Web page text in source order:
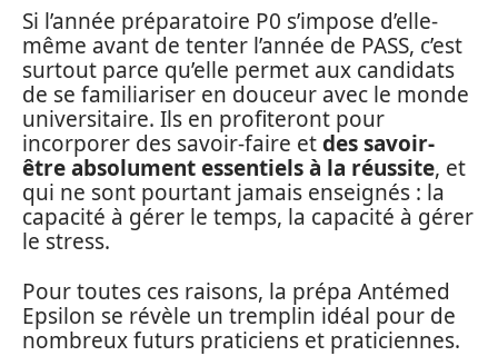
Si l’année préparatoire P0 s’impose d’elle-
même avant de tenter l’année de PASS, c’est
surtout parce qu’elle permet aux candidats
de se familiariser en douceur avec le monde
universitaire. Ils en profiteront pour
incorporer des savoir-faire etdes savoir-
être absolument essentiels à la réussite, et
qui ne sont pourtant jamais enseignés : la
capacité à gérer le temps, la capacité à gérer
le stress.
Pour toutes ces raisons, la prépa Antémed
Epsilon se révèle un tremplin idéal pour de
nombreux futurs praticiens et praticiennes.